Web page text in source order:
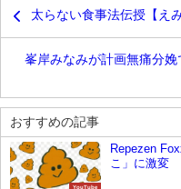
太らない食事法伝授【え
峯岸みなみが計画無痛分
おすすめの記事
YouTube
Repezen
こ」に激変